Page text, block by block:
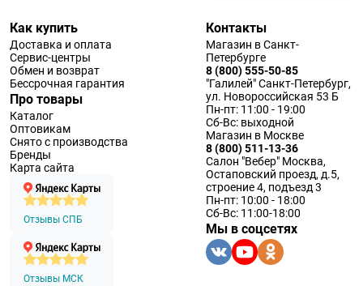
Как купить
Доставка и оплата
Сервис-центры
Обмен и возврат
Бессрочная гарантия
Про товары
Каталог
Оптовикам
Снято с производства
Бренды
Карта сайта
Отзывы СПБ
Отзывы МСК
Контакты
Магазин в Санкт-
Петербурге
8 (800) 555-50-85
"Галилей" Санкт-Петербург,
ул. Новороссийская 53 Б
Пн-пт: 11:00 - 19:00
Сб-Вс: выходной
Магазин в Москве
8 (800) 511-13-36
Салон "Вебер" Москва,
Остаповский проезд, д.5,
строение 4, подъезд 3
Пн-пт: 10:00 - 18:00
Сб-Вс: 11:00-18:00
Мы в соцсетях